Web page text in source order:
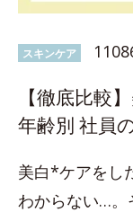
スキンケア
【徹底比較
年齢別 社員
美白*ケアをし
わからない…。